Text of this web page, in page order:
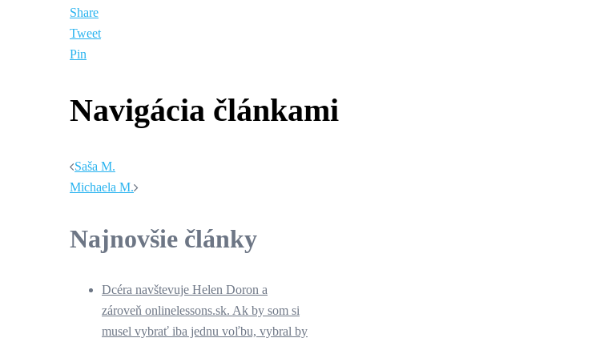
Share
Tweet
Pin
Navigácia článkami
Saša M.
Michaela M.
Najnovšie články
Dcéra navštevuje Helen Doron a
zároveň onlinelessons.sk. Ak by som si
musel vybrať iba jednu voľbu, vybral by